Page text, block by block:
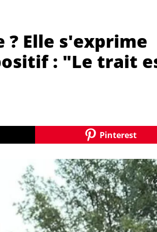
Elle s'exprime
: "Le trait
Pinterest
1 /